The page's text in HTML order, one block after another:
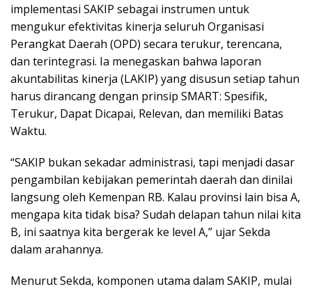
implementasi SAKIP sebagai instrumen untuk
mengukur efektivitas kinerja seluruh Organisasi
Perangkat Daerah (OPD) secara terukur, terencana,
dan terintegrasi. Ia menegaskan bahwa laporan
akuntabilitas kinerja (LAKIP) yang disusun setiap tahun
harus dirancang dengan prinsip SMART: Spesifik,
Terukur, Dapat Dicapai, Relevan, dan memiliki Batas
Waktu.
“SAKIP bukan sekadar administrasi, tapi menjadi dasar
pengambilan kebijakan pemerintah daerah dan dinilai
langsung oleh Kemenpan RB. Kalau provinsi lain bisa A,
mengapa kita tidak bisa? Sudah delapan tahun nilai kita
B, ini saatnya kita bergerak ke level A,” ujar Sekda
dalam arahannya.
Menurut Sekda, komponen utama dalam SAKIP, mulai